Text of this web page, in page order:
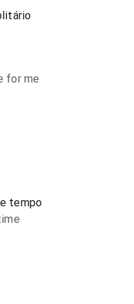
for me
tempo